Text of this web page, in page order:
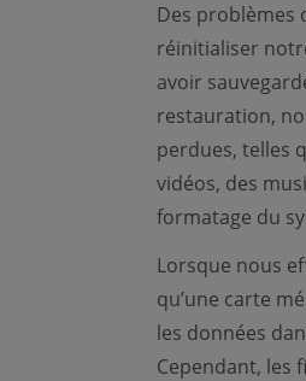
Des problèmes
réinitialiser
avoir
restauration,
perdues, telles
vidéos, des
formatage du
Lorsque nous
qu’une carte
les données
Cependant, les